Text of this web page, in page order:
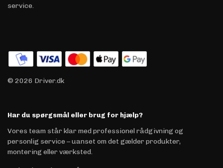
service.
© 2026 Driver.dk
Har du spørgsmål eller brug for hjælp?
Vores team står klar med professionel rådgivning og
personlig service – uanset om det gælder produkter,
montering eller værksted.